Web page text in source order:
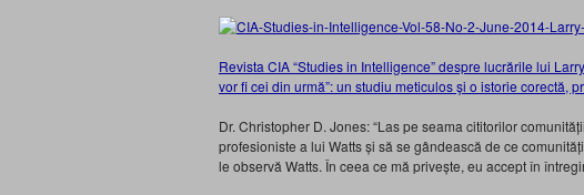
Revista CIA “Studies in Intelligence” despre lucrările lui
vor fi cei din urmă”: un studiu meticulos şi o istorie corectă,
Dr. Christopher D. Jones: “Las pe seama cititorilor
profesioniste a lui Watts și să se gândească de ce
le observă Watts. În ceea ce mă privește, eu accept în